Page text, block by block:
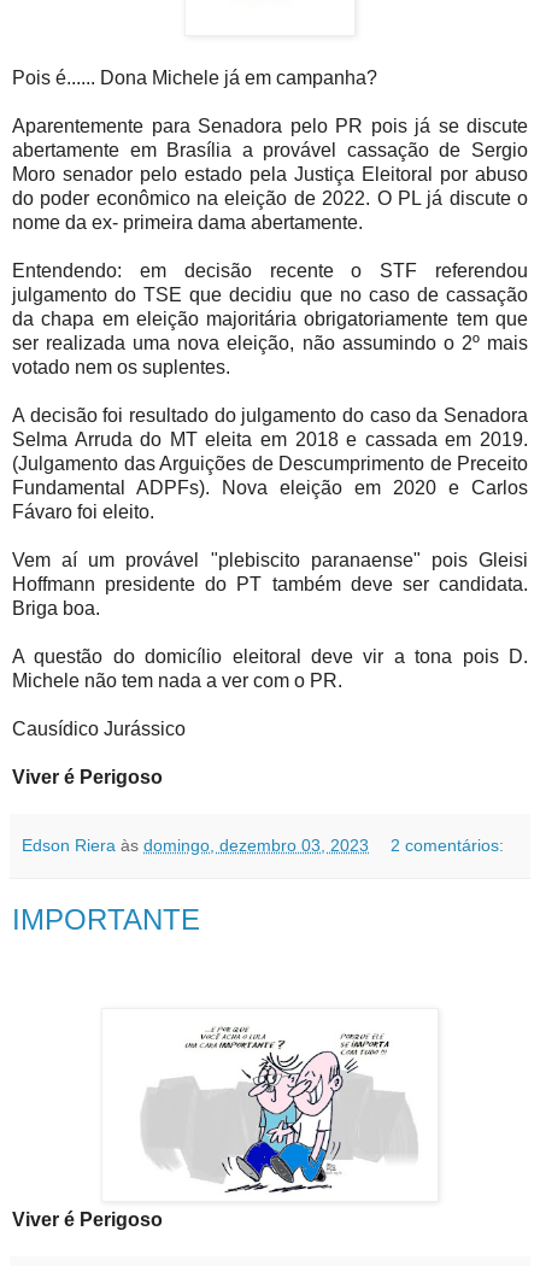
Pois é...... Dona Michele já em campanha?
Aparentemente para Senadora pelo PR pois já se discute
abertamente em Brasília a provável cassação de Sergio
Moro senador pelo estado pela Justiça Eleitoral por abuso
do poder econômico na eleição de 2022. O PL já discute o
nome da ex- primeira dama abertamente.
Entendendo: em decisão recente o STF referendou
julgamento do TSE que decidiu que no caso de cassação
da chapa em eleição majoritária obrigatoriamente tem que
ser realizada uma nova eleição, não assumindo o 2º mais
votado nem os suplentes.
A decisão foi resultado do julgamento do caso da Senadora
Selma Arruda do MT eleita em 2018 e cassada em 2019.
(Julgamento das Arguições de Descumprimento de Preceito
Fundamental ADPFs). Nova eleição em 2020 e Carlos
Fávaro foi eleito.
Vem aí um provável "plebiscito paranaense" pois Gleisi
Hoffmann presidente do PT também deve ser candidata.
Briga boa.
A questão do domicílio eleitoral deve vir a tona pois D.
Michele não tem nada a ver com o PR.
Causídico Jurássico
Viver é Perigoso
Edson Riera às domingo, dezembro 03, 2023 2 comentários:
IMPORTANTE
Viver é Perigoso